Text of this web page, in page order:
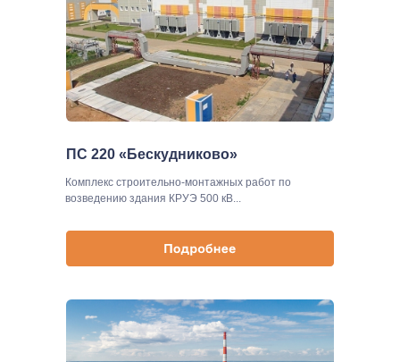
Комплекс строительно-монтажных работ по
возведению здания КРУЭ 500 кВ...
ПС 220 «Бескудниково»‎